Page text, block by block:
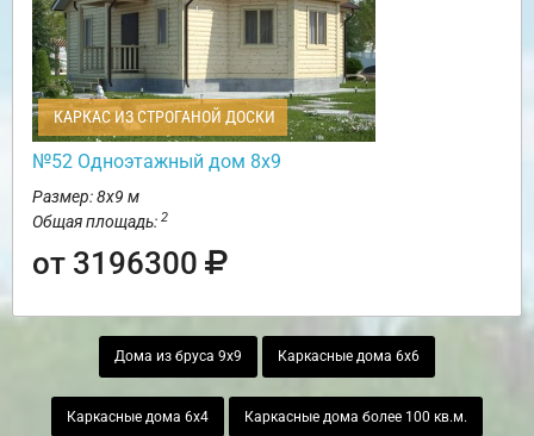
КАРКАС ИЗ СТРОГАНОЙ ДОСКИ
№52 Одноэтажный дом 8х9
Размер: 8х9 м
Общая площадь: 2
от 3196300
Дома из бруса 9х9 Каркасные дома 6х6
Каркасные дома 6х4 Каркасные дома более 100 кв.м.